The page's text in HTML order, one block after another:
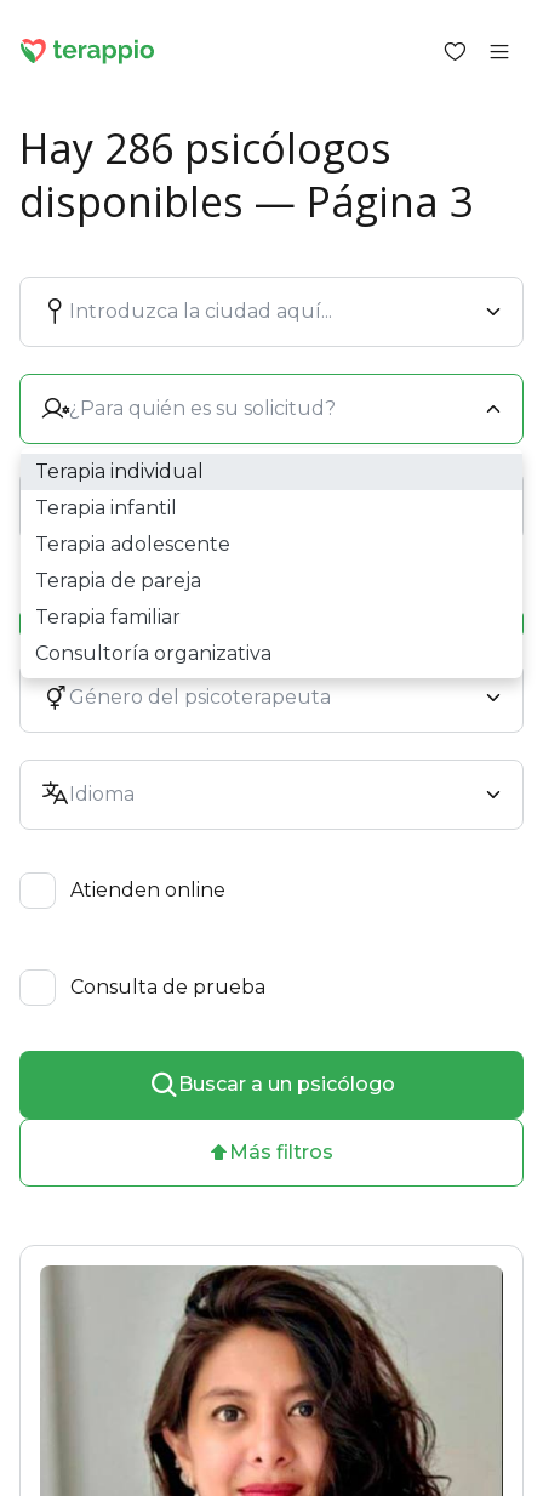
Iniciar sesión como cliente
Servicios
Blog
Foro
Para los psicólogos
Sobre terappio
Preguntas y respuestas
office@terappio.com
Hay 286 psicólogos
disponibles — Página 3
Terapia individual
Terapia infantil
Terapia adolescente
Terapia de pareja
Terapia familiar
Consultoría organizativa
Precio:
Atienden online
Consulta de prueba
Más filtros
Buscar a un psicólogo